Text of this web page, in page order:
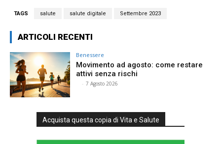
TAGS salute salute digitale Settembre 2023
ARTICOLI RECENTI
Benessere
Movimento ad agosto: come restare
attivi senza rischi
- 7 Agosto 2026
Acquista questa copia di Vita e Salute